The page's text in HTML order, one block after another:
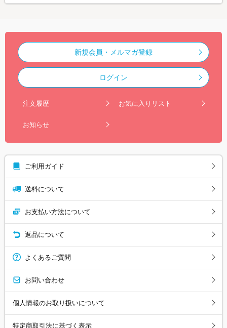
新規会員・メルマガ登録
ログイン
注文履歴 お気に入りリスト
お知らせ
ご利用ガイド
送料について
お支払い方法について
返品について
よくあるご質問
お問い合わせ
個人情報のお取り扱いについて
特定商取引法に基づく表示